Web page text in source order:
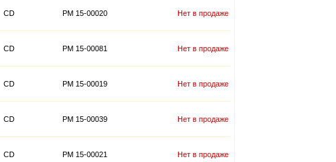
CD PM 15-00020 Нет в продаже
CD PM 15-00081 Нет в продаже
CD PM 15-00019 Нет в продаже
CD PM 15-00039 Нет в продаже
CD PM 15-00021 Нет в продаже